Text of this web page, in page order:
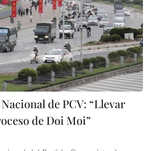
de PCV: “Llevar
de Doi Moi”